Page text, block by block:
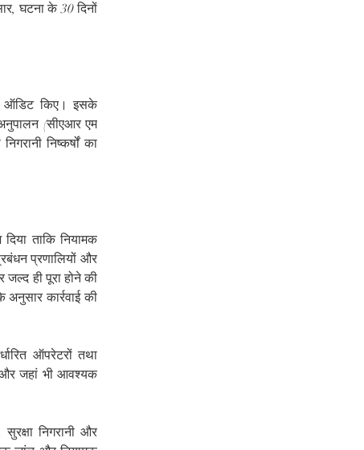
घटना के 30 दिनों
ऑडिट किए। इसके
(सीएआर एम
निष्कर्षों का
ताकि नियामक
प्रणालियों और
ही पूरा होने की
अनुसार कार्रवाई की
ऑपरेटरों तथा
और जहां भी आवश्यक
निगरानी और